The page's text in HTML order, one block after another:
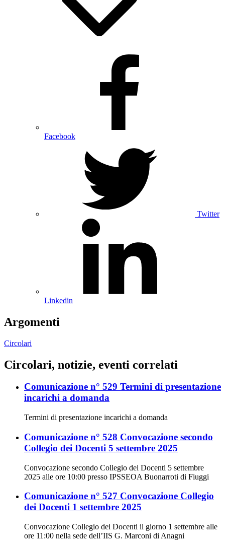
Facebook
Twitter
Linkedin
Argomenti
Circolari
Circolari, notizie, eventi correlati
Comunicazione n° 529 Termini di presentazione
incarichi a domanda
Termini di presentazione incarichi a domanda
Comunicazione n° 528 Convocazione secondo
Collegio dei Docenti 5 settembre 2025
Convocazione secondo Collegio dei Docenti 5 settembre
2025 alle ore 10:00 presso IPSSEOA Buonarroti di Fiuggi
Comunicazione n° 527 Convocazione Collegio
dei Docenti 1 settembre 2025
Convocazione Collegio dei Docenti il giorno 1 settembre alle
ore 11:00 nella sede dell’IIS G. Marconi di Anagni